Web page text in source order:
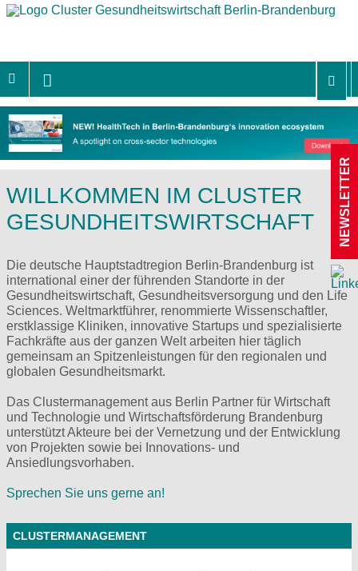
WILLKOMMEN IM CLUSTER
GESUNDHEITSWIRTSCHAFT
Die deutsche Hauptstadtregion Berlin-Brandenburg ist
international einer der führenden Standorte in der
Gesundheitswirtschaft, Gesundheitsversorgung und den Life
Sciences. Weltmarktführer, renommierte Wissenschaftler,
erstklassige Kliniken, innovative Startups und spezialisierte
Fachkräfte aus der ganzen Welt arbeiten hier täglich
gemeinsam an Spitzenleistungen für den regionalen und
globalen Gesundheitsmarkt.
Das Clustermanagement aus Berlin Partner für Wirtschaft
und Technologie und Wirtschaftsförderung Brandenburg
unterstützt Akteure bei der Vernetzung und der Entwicklung
von Projekten sowie bei Innovations- und
Ansiedlungsvorhaben.
Sprechen Sie uns gerne an!
CLUSTERMANAGEMENT
NEWSLETTER